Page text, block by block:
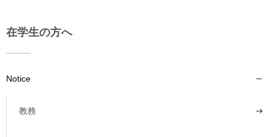
在学生の方へ
Notice
教務